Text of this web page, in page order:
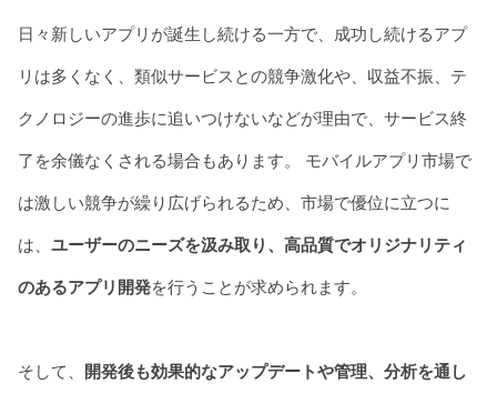
Contact
日々新しいアプリが誕生し続ける一方で、成功し続けるアプ
リは多くなく、類似サービスとの競争激化や、収益不振、テ
クノロジーの進歩に追いつけないなどが理由で、サービス終
了を余儀なくされる場合もあります。 モバイルアプリ市場で
は激しい競争が繰り広げられるため、市場で優位に立つに
は、 ユーザーのニーズを汲み取り、高品質でオリジナリティ
のあるアプリ開発を行うことが求められます。
そして、 開発後も効果的なアップデートや管理、分析を通し